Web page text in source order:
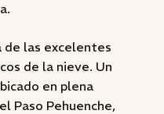
de las excelentes
de la nieve. Un
en plena
Paso Pehuenche,